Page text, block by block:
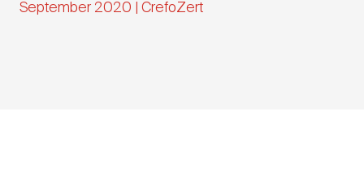
September 2020 | CrefoZert